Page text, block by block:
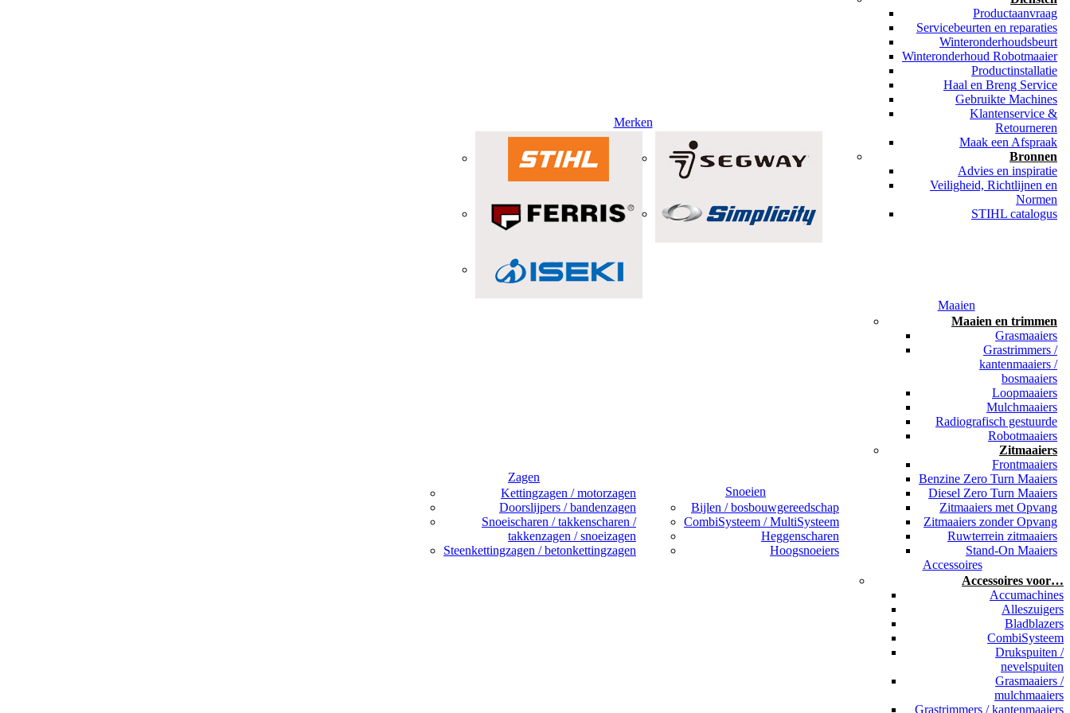
Merken
Productaanvraag
Servicebeurten en reparaties
Winteronderhoudsbeurt
Winteronderhoud Robotmaaier
Productinstallatie
Haal en Breng Service
Gebruikte Machines
Klantenservice &
Retourneren
Maak een Afspraak
Bronnen
Advies en inspiratie
Veiligheid, Richtlijnen en
Normen
STIHL catalogus
Zagen
Kettingzagen / motorzagen
Doorslijpers / bandenzagen
Snoeischaren / takkenscharen /
takkenzagen / snoeizagen
Steenkettingzagen / betonkettingzagen
Snoeien
Bijlen / bosbouwgereedschap
CombiSysteem / MultiSysteem
Heggenscharen
Hoogsnoeiers
Maaien
Maaien en trimmen
Grasmaaiers
Grastrimmers /
kantenmaaiers /
bosmaaiers
Loopmaaiers
Mulchmaaiers
Radiografisch gestuurde
Robotmaaiers
Zitmaaiers
Frontmaaiers
Benzine Zero Turn Maaiers
Diesel Zero Turn Maaiers
Zitmaaiers met Opvang
Zitmaaiers zonder Opvang
Ruwterrein zitmaaiers
Stand-On Maaiers
Accessoires
Accessoires voor…
Accumachines
Alleszuigers
Bladblazers
CombiSysteem
Drukspuiten /
nevelspuiten
Grasmaaiers /
mulchmaaiers
Grastrimmers / kantenmaaiers